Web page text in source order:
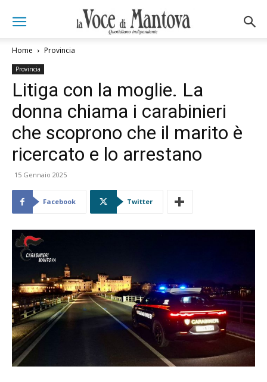
Home Provincia
Provincia
Litiga con la moglie. La
donna chiama i carabinieri
che scoprono che il marito è
ricercato e lo arrestano
15 Gennaio 2025
Facebook Twitter